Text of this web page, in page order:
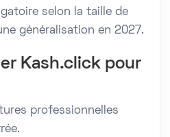
selon la taille de
généralisation en 2027.
Kash.click pour
professionnelles